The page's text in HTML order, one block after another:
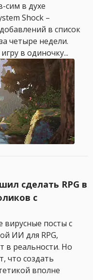
сим в духе
Shock –
в список
четыре недели.
в одиночку...
сделать RPG в
с
вирусные посты с
ИИ для RPG,
в реальности. Но
что создать
вполне